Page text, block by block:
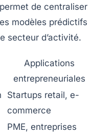
de centraliser
modèles prédictifs
secteur d’activité.
Applications
entrepreneuriales
Startups retail, e-
commerce
PME, entreprises